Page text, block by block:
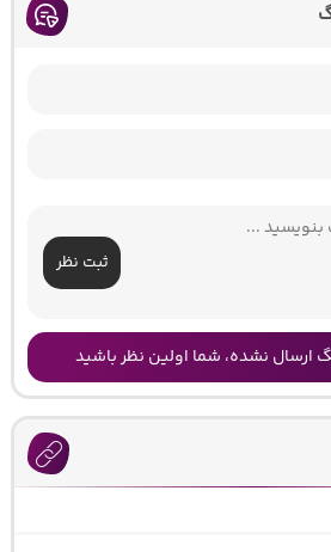
ثبت نظر
ارسال نشده، شما اولین نظر باشید